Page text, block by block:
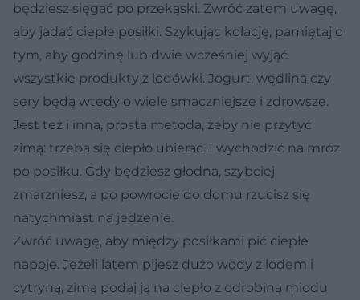
będziesz sięgać po przekąski. Zwróć zatem uwagę,
aby jadać ciepłe posiłki. Szykując kolację, pamiętaj o
tym, aby godzinę lub dwie wcześniej wyjąć
wszystkie produkty z lodówki. Jogurt, wędlina czy
sery będą wtedy o wiele smaczniejsze i zdrowsze.
Jest też i inna, prosta metoda, żeby nie przytyć
zimą: trzeba się ciepło ubierać. I wychodzić na mróz
po posiłku. Gdy będziesz głodna, szybciej
zmarzniesz, a po powrocie do domu rzucisz się
natychmiast na jedzenie.
Zwróć uwagę, aby między posiłkami pić ciepłe
napoje. Jeżeli latem pijesz dużo wody z lodem i
cytryną, zimą podaj ją na ciepło z odrobiną miodu